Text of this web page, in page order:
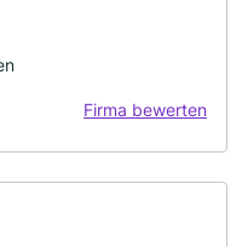
Firma bewerten